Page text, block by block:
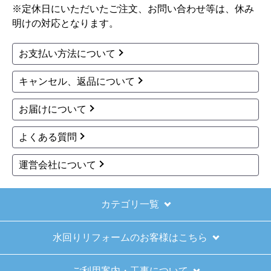
ノーリツ
商品コード ：YP0103HM
瞬間湯沸器部材 YP0103
HM
3,928円(税込)
商品詳細はこちら
パロマ
商品コード
：F-75K
4,164円(税込)
商品詳細はこちら
1
お買い物の際にご確認ください